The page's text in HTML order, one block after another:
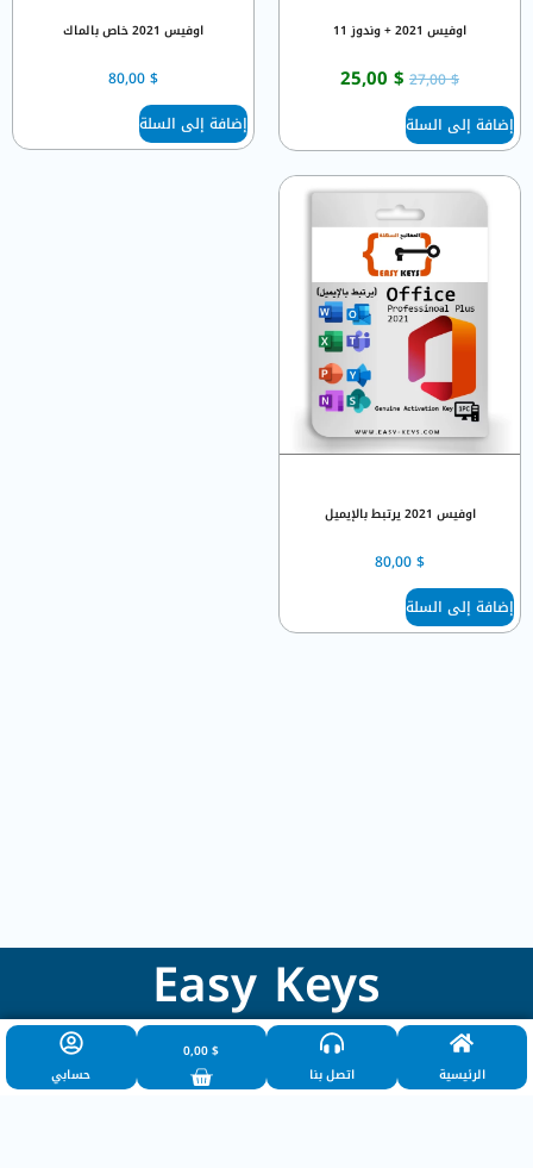
اوفيس 2021 + وندوز 11
27,00$
25,00 $
إضافة إلى السلة
اوفيس 2021 خاص بالماك
80,00$
إضافة إلى السلة
اوفيس 2021 يرتبط بالإيميل
80,00$
إضافة إلى السلة
Easy Keys
سياسة الخصوصيةسياسة الاسترجاع والاستبدال
الرئيسية اتصل بنا
0,00$
حسابي